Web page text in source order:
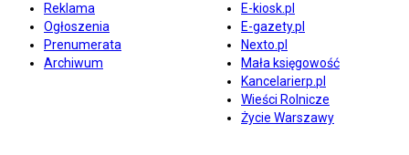
Reklama
Ogłoszenia
Prenumerata
Archiwum
E-kiosk.pl
E-gazety.pl
Nexto.pl
Mała księgowość
Kancelarierp.pl
Wieści Rolnicze
Życie Warszawy